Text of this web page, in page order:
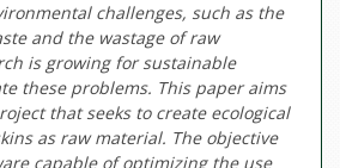
challenges, such as the
and the wastage of raw
is growing for sustainable
these problems. This paper aims
that seeks to create ecological
as raw material. The objective
capable of optimizing the use